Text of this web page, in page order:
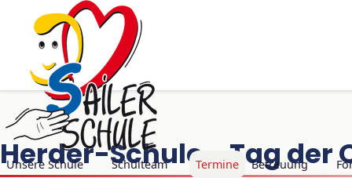
Navigation überspringen
Unsere Schule Schulteam Termine Betreuung
Herder-Schule - Tag der